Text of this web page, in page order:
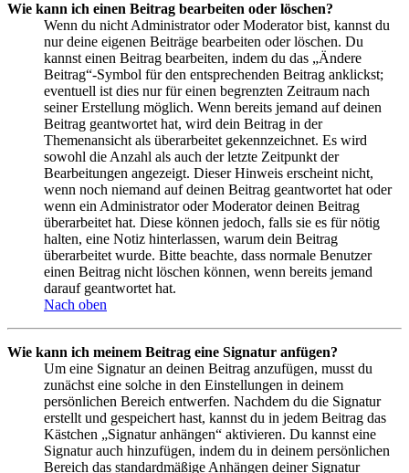
Wie kann ich einen Beitrag bearbeiten oder löschen?
Wenn du nicht Administrator oder Moderator bist, kannst du
nur deine eigenen Beiträge bearbeiten oder löschen. Du
kannst einen Beitrag bearbeiten, indem du das „Ändere
Beitrag“-Symbol für den entsprechenden Beitrag anklickst;
eventuell ist dies nur für einen begrenzten Zeitraum nach
seiner Erstellung möglich. Wenn bereits jemand auf deinen
Beitrag geantwortet hat, wird dein Beitrag in der
Themenansicht als überarbeitet gekennzeichnet. Es wird
sowohl die Anzahl als auch der letzte Zeitpunkt der
Bearbeitungen angezeigt. Dieser Hinweis erscheint nicht,
wenn noch niemand auf deinen Beitrag geantwortet hat oder
wenn ein Administrator oder Moderator deinen Beitrag
überarbeitet hat. Diese können jedoch, falls sie es für nötig
halten, eine Notiz hinterlassen, warum dein Beitrag
überarbeitet wurde. Bitte beachte, dass normale Benutzer
einen Beitrag nicht löschen können, wenn bereits jemand
darauf geantwortet hat.
Nach oben
Wie kann ich meinem Beitrag eine Signatur anfügen?
Um eine Signatur an deinen Beitrag anzufügen, musst du
zunächst eine solche in den Einstellungen in deinem
persönlichen Bereich entwerfen. Nachdem du die Signatur
erstellt und gespeichert hast, kannst du in jedem Beitrag das
Kästchen „Signatur anhängen“ aktivieren. Du kannst eine
Signatur auch hinzufügen, indem du in deinem persönlichen
Bereich das standardmäßige Anhängen deiner Signatur